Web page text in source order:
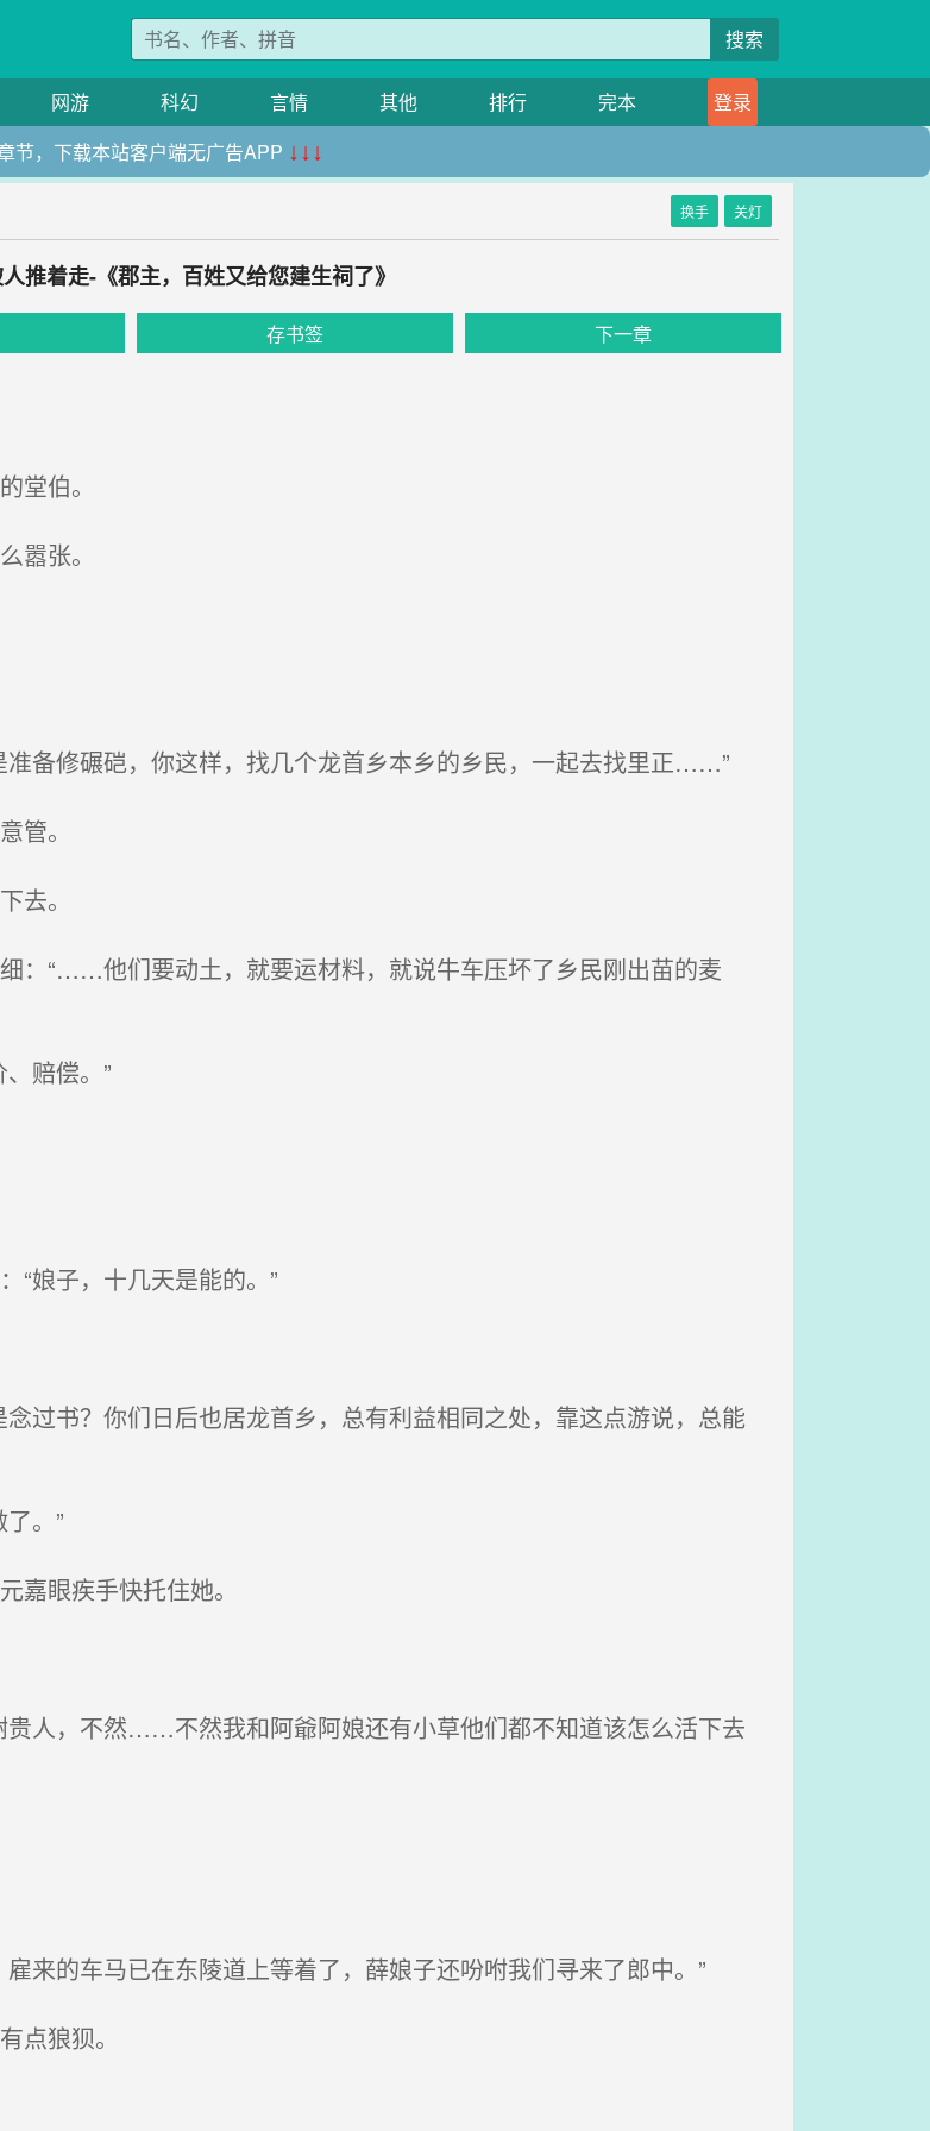
搜索
网游 科幻 言情 其他 排行 完本
登录
节，下载本站客户端无广告APP ↓↓↓
换手 关灯
推着走-《郡主，百姓又给您建生祠了》
存书签 下一章
堂伯。
嚣张。
备修碾硙，你这样，找几个龙首乡本乡的乡民，一起去找里正……”
管。
去。
：“……他们要动土，就要运材料，就说牛车压坏了乡民刚出苗的麦
赔偿。”
“娘子，十几天是能的。”
过书？你们日后也居龙首乡，总有利益相同之处，靠这点游说，总能
。”
眼疾手快托住她。
人，不然……不然我和阿爺阿娘还有小草他们都不知道该怎么活下去
来的车马已在东陵道上等着了，薛娘子还吩咐我们寻来了郎中。”
点狼狈。